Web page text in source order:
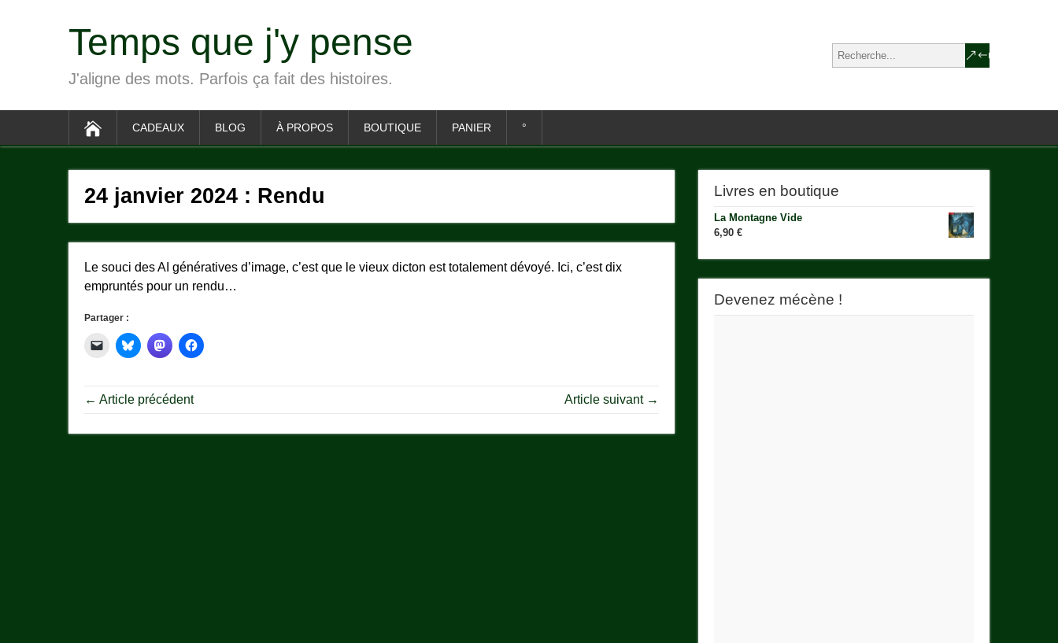
Temps que j'y pense
J'aligne des mots. Parfois ça fait des histoires.
CADEAUX BLOG À PROPOS BOUTIQUE PANIER °
24 janvier 2024 : Rendu
Le souci des AI génératives d’image, c’est que le vieux dicton est totalement dévoyé. Ici, c’est dix
empruntés pour un rendu…
Partager :
← Article précédent Article suivant →
Livres en boutique
La Montagne Vide
6,90 €
Devenez mécène !